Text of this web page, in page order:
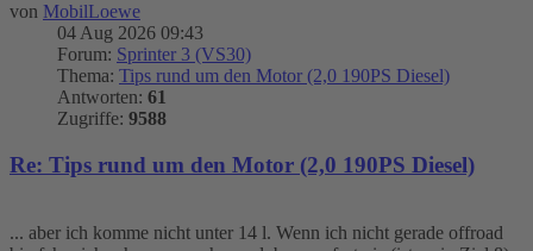
von MobilLoewe
04 Aug 2026 09:43
Forum: Sprinter 3 (VS30)
Thema: Tips rund um den Motor (2,0 190PS Diesel)
Antworten: 61
Zugriffe: 9588
Re: Tips rund um den Motor (2,0 190PS Diesel)
... aber ich komme nicht unter 14 l. Wenn ich nicht gerade offroad